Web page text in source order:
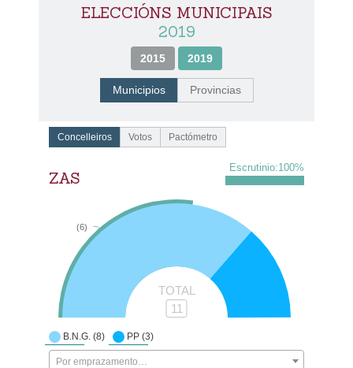
ELECCIÓNS MUNICIPAIS
2019
2015 2019
Municipios Provincias
Concelleiros Votos Pactómetro
ZAS
Escrutinio:100%
(6)
TOTAL
11
B.N.G. (8) PP (3)
Por emprazamento…